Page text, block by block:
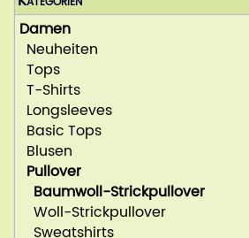
Damen
Neuheiten
Tops
T-Shirts
Longsleeves
Basic Tops
Blusen
Pullover
Baumwoll-Strickpullover
Woll-Strickpullover
Sweatshirts